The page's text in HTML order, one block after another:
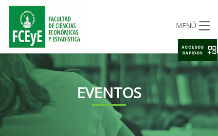
MENÚ
EVENTOS
ACCESOS
RAPIDOS